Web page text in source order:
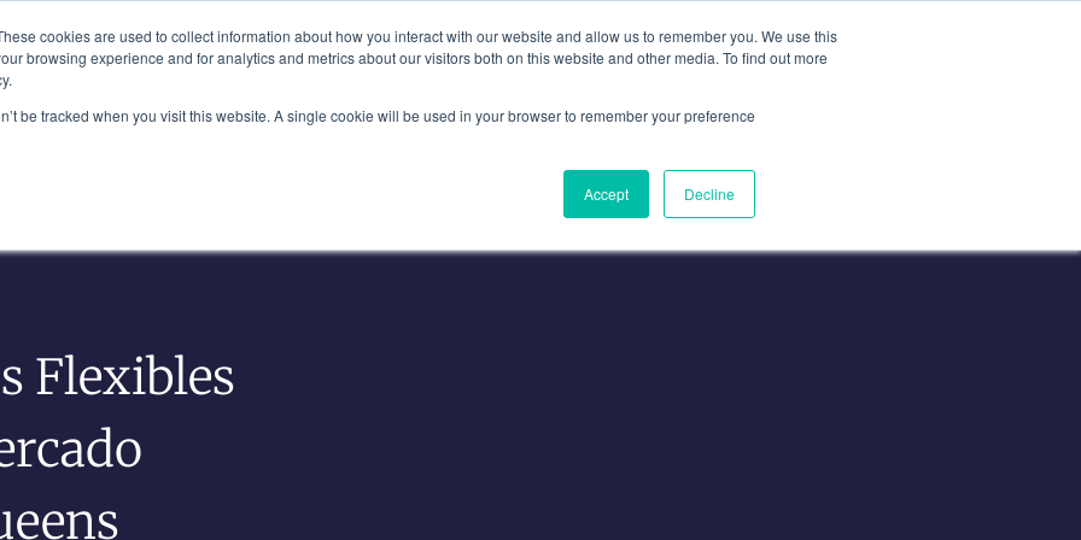
cookies are used to collect information about how you interact with our website and allow us to remember you. We use this
browsing experience and for analytics and metrics about our visitors both on this website and other media. To find out more
be tracked when you visit this website. A single cookie will be used in your browser to remember your preference
Accept Decline
Nueva York, NY 10111
Nuestro Equipo Industrias Información Contacte Con
Flexibles